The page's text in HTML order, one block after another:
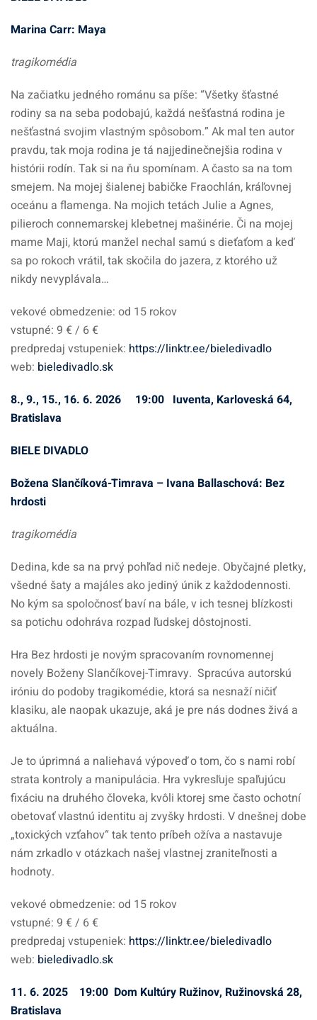
Marina Carr: Maya
tragikomédia
Na začiatku jedného románu sa píše: “Všetky šťastné
rodiny sa na seba podobajú, každá nešťastná rodina je
nešťastná svojim vlastným spôsobom.” Ak mal ten autor
pravdu, tak moja rodina je tá najjedinečnejšia rodina v
histórii rodín. Tak si na ňu spomínam. A často sa na tom
smejem. Na mojej šialenej babičke Fraochlán, kráľovnej
oceánu a flamenga. Na mojich tetách Julie a Agnes,
pilieroch connemarskej klebetnej mašinérie. Či na mojej
mame Maji, ktorú manžel nechal samú s dieťaťom a keď
sa po rokoch vrátil, tak skočila do jazera, z ktorého už
nikdy nevyplávala…
vekové obmedzenie: od 15 rokov
vstupné: 9 € / 6 €
predpredaj vstupeniek: https://linktr.ee/bieledivadlo
web: bieledivadlo.sk
8., 9., 15., 16. 6. 2026 19:00 Iuventa, Karloveská 64,
Bratislava
BIELE DIVADLO
Božena Slančíková-Timrava – Ivana Ballaschová: Bez
hrdosti
tragikomédia
Dedina, kde sa na prvý pohľad nič nedeje. Obyčajné pletky,
všedné šaty a majáles ako jediný únik z každodennosti.
No kým sa spoločnosť baví na bále, v ich tesnej blízkosti
sa potichu odohráva rozpad ľudskej dôstojnosti.
Hra Bez hrdosti je novým spracovaním rovnomennej
novely Boženy Slančíkovej-Timravy. Spracúva autorskú
iróniu do podoby tragikomédie, ktorá sa nesnaží ničiť
klasiku, ale naopak ukazuje, aká je pre nás dodnes živá a
aktuálna.
Je to úprimná a naliehavá výpoveď o tom, čo s nami robí
strata kontroly a manipulácia. Hra vykresľuje spaľujúcu
fixáciu na druhého človeka, kvôli ktorej sme často ochotní
obetovať vlastnú identitu aj zvyšky hrdosti. V dnešnej dobe
„toxických vzťahov“ tak tento príbeh ožíva a nastavuje
nám zrkadlo v otázkach našej vlastnej zraniteľnosti a
hodnoty.
vekové obmedzenie: od 15 rokov
vstupné: 9 € / 6 €
predpredaj vstupeniek: https://linktr.ee/bieledivadlo
web: bieledivadlo.sk
11. 6. 2025 19:00 Dom Kultúry Ružinov, Ružinovská 28,
Bratislava